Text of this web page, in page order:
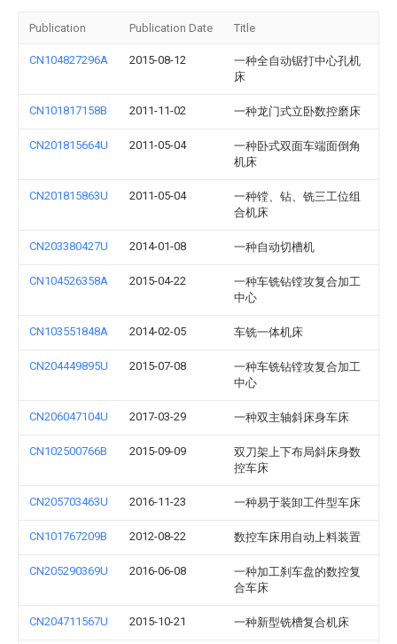
Publication Publication Date Title
CN104827296A 2015-08-12
一种全自动锯打中心孔机
床
CN101817158B 2011-11-02 一种龙门式立卧数控磨床
CN201815664U 2011-05-04
一种卧式双面车端面倒角
机床
CN201815863U 2011-05-04
一种镗、钻、铣三工位组
合机床
CN203380427U 2014-01-08 一种自动切槽机
CN104526358A 2015-04-22
一种车铣钻镗攻复合加工
中心
CN103551848A 2014-02-05 车铣一体机床
CN204449895U 2015-07-08
一种车铣钻镗攻复合加工
中心
CN206047104U 2017-03-29 一种双主轴斜床身车床
CN102500766B 2015-09-09
双刀架上下布局斜床身数
控车床
CN205703463U 2016-11-23 一种易于装卸工件型车床
CN101767209B 2012-08-22 数控车床用自动上料装置
CN205290369U 2016-06-08
一种加工刹车盘的数控复
合车床
CN204711567U 2015-10-21 一种新型铣槽复合机床